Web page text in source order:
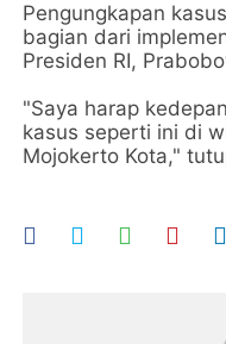
Pengungkapan
bagian dari
Presiden RI,
"Saya harap
kasus seperti ini di
Mojokerto Kota,"